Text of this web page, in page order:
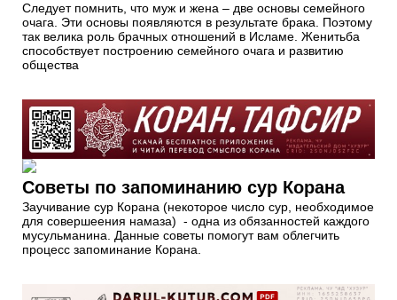
Следует помнить, что муж и жена – две основы семейного
очага. Эти основы появляются в результате брака. Поэтому
так велика роль брачных отношений в Исламе. Женитьба
способствует построению семейного очага и развитию
общества
Советы по запоминанию сур Корана
Заучивание сур Корана (некоторое число сур, необходимое
для совершеения намаза) - одна из обязанностей каждого
мусульманина. Данные советы помогут вам облегчить
процесс запоминание Корана.